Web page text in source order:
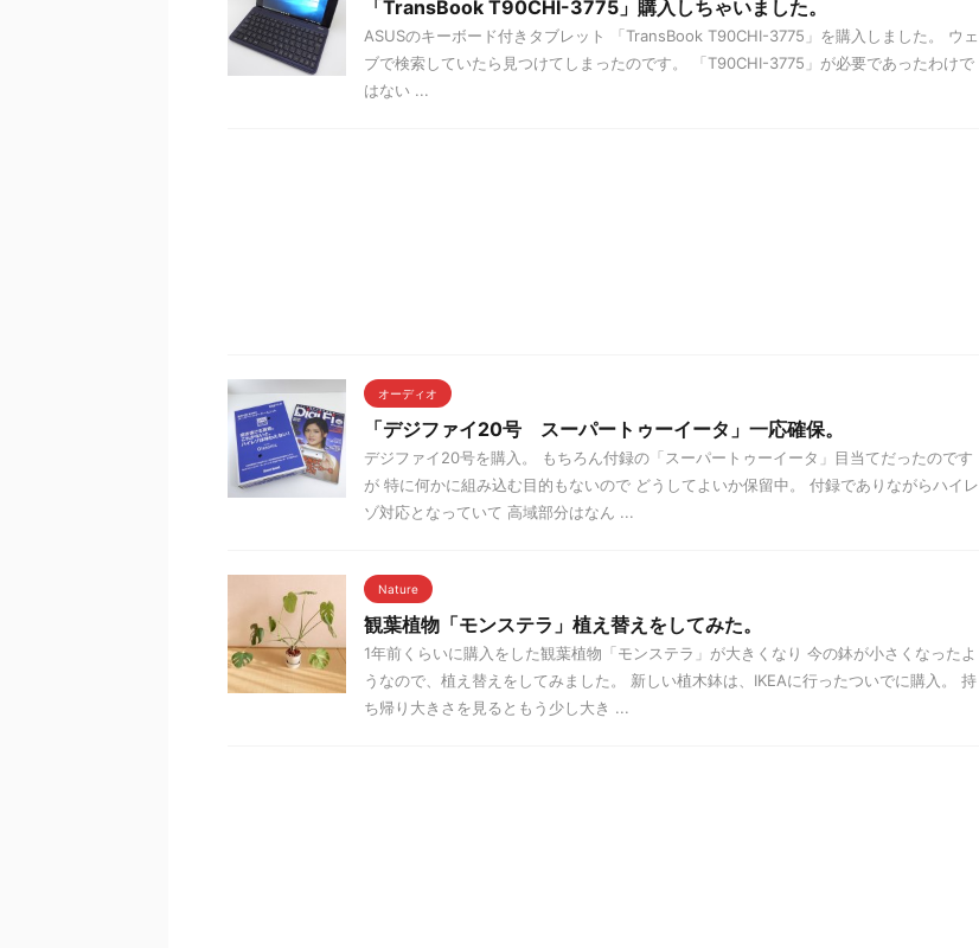
「TransBook T90CHI-3775」購入しちゃいました。
ASUSのキーボード付きタブレット 「TransBook T90CHI-3775」を購入しました。 ウェ
ブで検索していたら見つけてしまったのです。 「T90CHI-3775」が必要であったわけで
はない ...
オーディオ
「デジファイ20号 スーパートゥーイータ」一応確保。
デジファイ20号を購入。 もちろん付録の「スーパートゥーイータ」目当てだったのです
が 特に何かに組み込む目的もないので どうしてよいか保留中。 付録でありながらハイレ
ゾ対応となっていて 高域部分はなん ...
Nature
観葉植物「モンステラ」植え替えをしてみた。
1年前くらいに購入をした観葉植物「モンステラ」が大きくなり 今の鉢が小さくなったよ
うなので、植え替えをしてみました。 新しい植木鉢は、IKEAに行ったついでに購入。 持
ち帰り大きさを見るともう少し大き ...